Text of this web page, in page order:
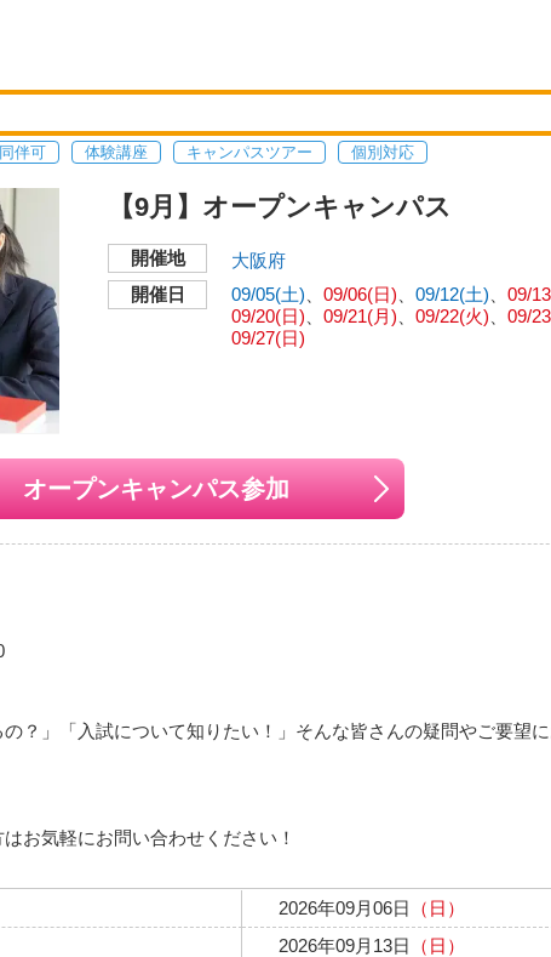
伴可 体験講座 キャンパスツアー 個別対応
【9月】オープンキャンパス
開催地
大阪府
開催日
09/05(土) 09/06(日) 09/12(土) 09/
09/20(日)
09/21(月) 09/22(火) 09/
09/27(日)
オープンキャンパス参加
？」「入試について知りたい！」そんな皆さんの疑問やご要望
お気軽にお問い合わせください！
2026年09月06日 （日）
2026年09月13日 （日）